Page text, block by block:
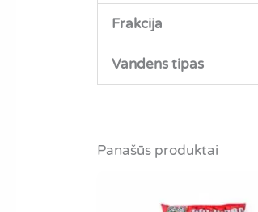
Frakcija
Vandens tipas
Panašūs produktai